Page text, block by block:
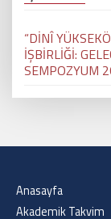
“DİNÎ
İŞBİRLİĞİ:
SEMPOZYUM
Anasayfa
Akademik Takvim